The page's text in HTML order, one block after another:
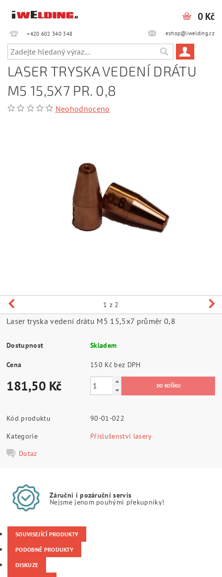
+420 602 340 348‎‎ eshop@iwelding.cz
0 Kč
LASER TRYSKA VEDENÍ DRÁTU
M5 15,5X7 PR. 0,8
Neohodnoceno
1 z 2
Laser tryska vedení drátu M5 15,5x7 průměr 0,8
Dostupnost Skladem
Cena 150 Kč bez DPH
181,50 Kč
Kód produktu
90-01-022
Kategorie
Příslušenství lasery
Dotaz
Záruční i pozáruční servis
Nejsme jenom pouhými překupníky!
SOUVISEJÍCÍ PRODUKTY
PODOBNÉ PRODUKTY
DISKUZE